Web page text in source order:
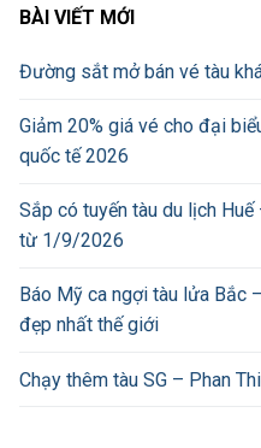
BÀI VIẾT MỚI
Đường sắt mở bán vé tàu
Giảm 20% giá vé cho đại
quốc tế 2026
Sắp có tuyến tàu du lịch
từ 1/9/2026
Báo Mỹ ca ngợi tàu lửa Bắc
đẹp nhất thế giới
Chạy thêm tàu SG – Phan